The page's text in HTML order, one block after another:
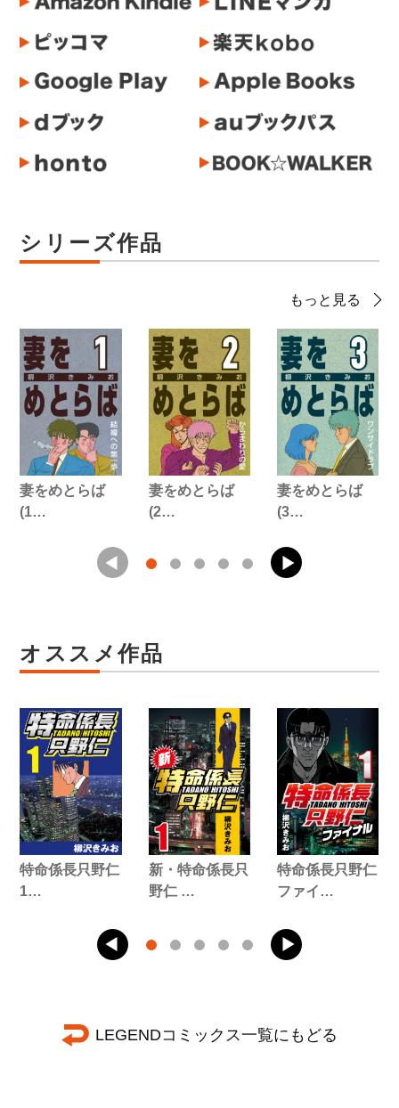
シリーズ作品
もっと見る
妻をめとらば
(1…
妻をめとらば
(2…
妻をめとらば
(3…
オススメ作品
特命係長只野仁
1…
新・特命係長只
野仁 …
特命係長只野仁
ファイ…
LEGENDコミックス一覧にもどる